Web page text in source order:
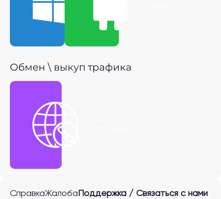
Обмен \ выкуп трафика
СправкаЖалоба Поддержка / Связаться с нами